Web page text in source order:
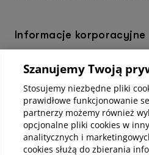
Informacje korporacyjne
Kup
Kup
Szanujemy Twoją
Stosujemy niezbędne pliki
prawidłowe funkcjonowanie
partnerzy możemy również
opcjonalne pliki cookies w
analitycznych i
cookies służą do zbierania